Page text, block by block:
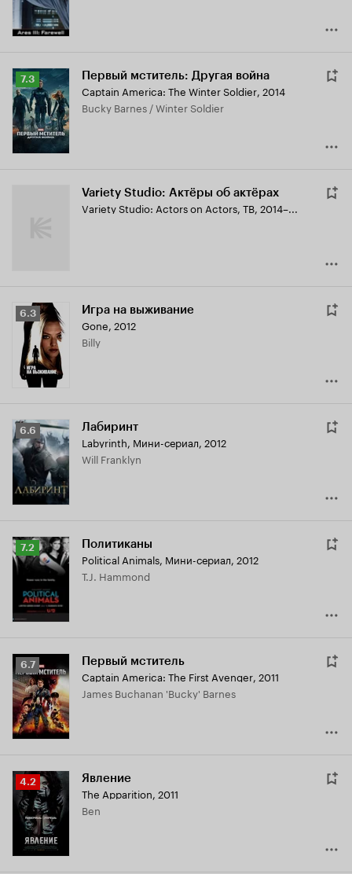
Рейтинг
Кинопоиска
7.3
7.3 Первый мститель: Другая война
Captain America: The Winter Soldier, 2014
Bucky Barnes / Winter Soldier
Variety Studio: Актёры об актёрах
Variety Studio: Actors on Actors, ТВ, 2014–...
Рейтинг
Кинопоиска
6.3
6.3 Игра на выживание
Gone, 2012
Billy
Рейтинг
Кинопоиска
6.6
6.6 Лабиринт
Labyrinth, Мини-сериал, 2012
Will Franklyn
Рейтинг
Кинопоиска
7.2
7.2 Политиканы
Political Animals, Мини-сериал, 2012
T.J. Hammond
Рейтинг
Кинопоиска
6.7
6.7 Первый мститель
Captain America: The First Avenger, 2011
James Buchanan 'Bucky' Barnes
Рейтинг
Кинопоиска
4.2
4.2 Явление
The Apparition, 2011
Ben